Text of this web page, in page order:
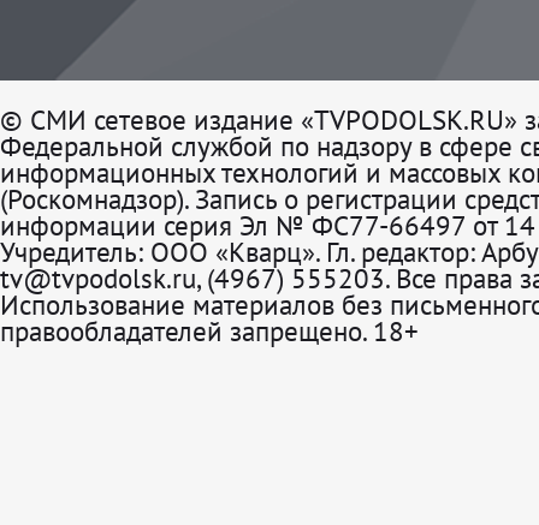
© СМИ сетевое издание «TVPODOLSK.RU»
Федеральной службой по надзору в сфере
информационных технологий и массовых
(Роскомнадзор). Запись о регистрации
информации серия Эл № ФС77-66497 от 14
Учредитель: ООО «Кварц». Гл. редактор:
tv@tvpodolsk.ru, (4967) 555203. Все права
Использование материалов без
правообладателей запрещено. 18+